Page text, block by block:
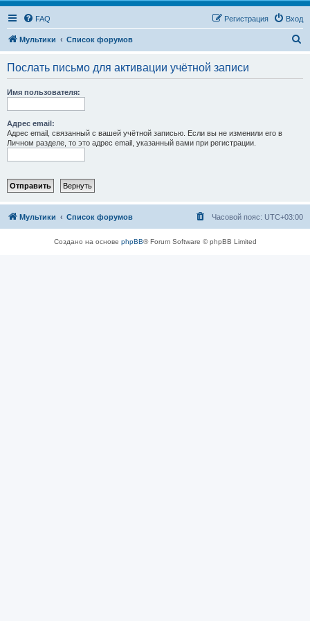
FAQ Вход
Регистрация
Мультики Список форумов
Послать письмо для активации учётной записи
Имя пользователя:
Адрес email:
Адрес email, связанный с вашей учётной записью. Если вы не изменили его в
Личном разделе, то это адрес email, указанный вами при регистрации.
Мультики Список форумов Часовой пояс: UTC+03:00
Создано на основе phpBB® Forum Software © phpBB Limited